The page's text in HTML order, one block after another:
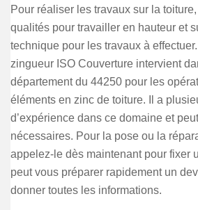
Pour réaliser les travaux sur la
qualités pour travailler en hauteur et
technique pour les travaux à
zingueur ISO Couverture intervient
département du 44250 pour les
éléments en zinc de toiture. Il a
d’expérience dans ce domaine et
nécessaires. Pour la pose ou la
appelez-le dès maintenant pour fixer
peut vous préparer rapidement un
donner toutes les informations.